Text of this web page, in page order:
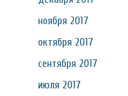
ноября 2017
октября 2017
сентября 2017
июля 2017